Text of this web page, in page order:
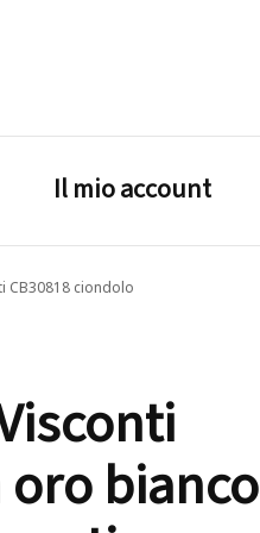
Il mio account
CB30818 ciondolo
oro bianco